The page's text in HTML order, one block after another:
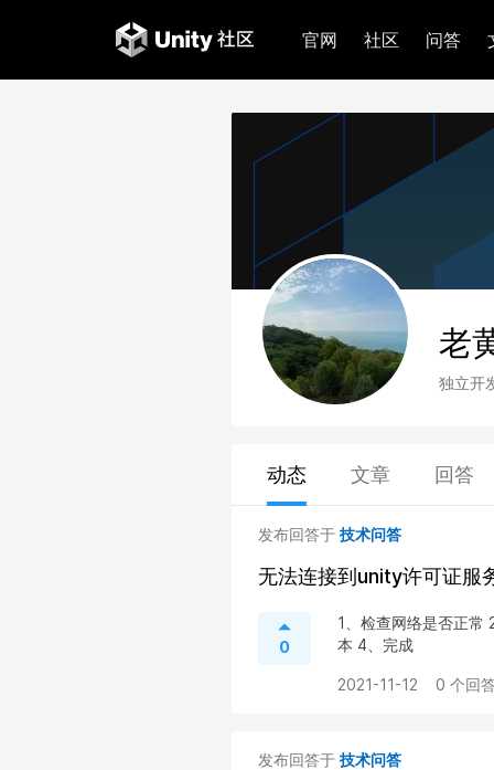
官网 社区 问答
老
独立开
动态 文章 回答
发布回答于 技术问答
无法连接到unity许可证服
0
1、检查网络是否正常
本 4、完成
2021-11-12 0 个回
发布回答于 技术问答